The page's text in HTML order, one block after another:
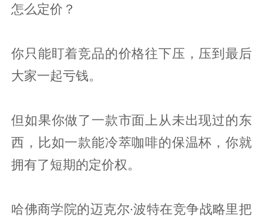
怎么定价？
你只能盯着竞品的价格往下压，压到最后
大家一起亏钱。
但如果你做了一款市面上从未出现过的东
西，比如一款能冷萃咖啡的保温杯，你就
拥有了短期的定价权。
哈佛商学院的迈克尔·波特在竞争战略里把